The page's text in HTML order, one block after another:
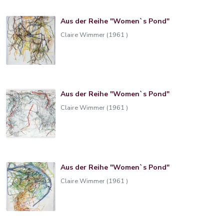
Aus der Reihe "Women`s Pond"
Claire Wimmer (1961 )
Aus der Reihe "Women`s Pond"
Claire Wimmer (1961 )
Aus der Reihe "Women`s Pond"
Claire Wimmer (1961 )